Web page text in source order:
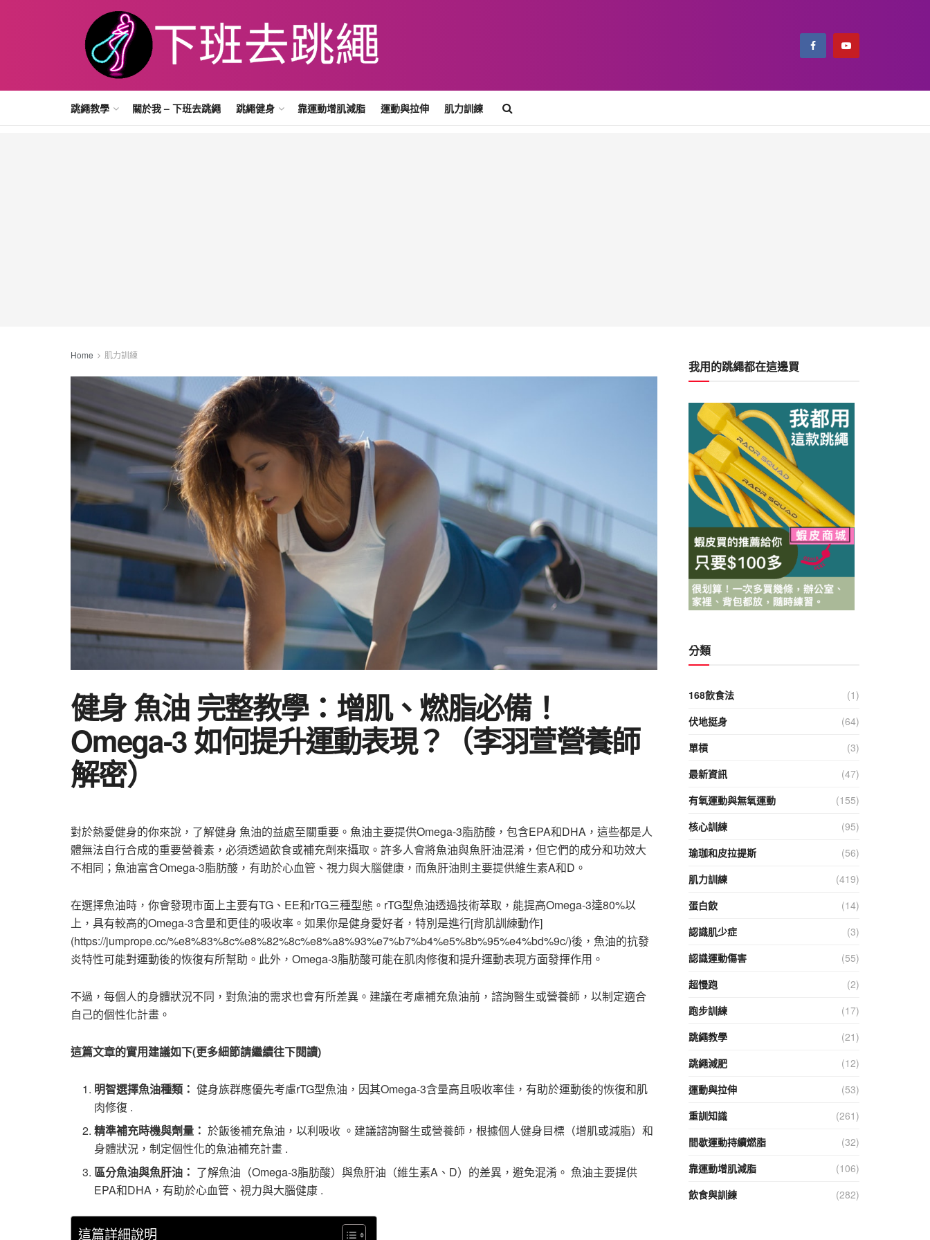
跳繩教學 關於我 – 下班去跳繩 跳繩健身 靠運動增肌減脂 運動與拉伸 肌力訓練
Home 肌力訓練
健身 魚油 完整教學：增肌、燃脂必備！
Omega-3 如何提升運動表現？（李羽萱營養師
解密）
對於熱愛健身的你來說，了解健身 魚油的益處至關重要。魚油主要提供Omega-3脂肪酸，包含EPA和DHA，這些都是人
體無法自行合成的重要營養素，必須透過飲食或補充劑來攝取。許多人會將魚油與魚肝油混淆，但它們的成分和功效大
不相同；魚油富含Omega-3脂肪酸，有助於心血管、視力與大腦健康，而魚肝油則主要提供維生素A和D。
在選擇魚油時，你會發現市面上主要有TG、EE和rTG三種型態。rTG型魚油透過技術萃取，能提高Omega-3達80%以
上，具有較高的Omega-3含量和更佳的吸收率。如果你是健身愛好者，特別是進行[背肌訓練動作]
(https://jumprope.cc/%e8%83%8c%e8%82%8c%e8%a8%93%e7%b7%b4%e5%8b%95%e4%bd%9c/)後，魚油的抗發
炎特性可能對運動後的恢復有所幫助。此外，Omega-3脂肪酸可能在肌肉修復和提升運動表現方面發揮作用。
不過，每個人的身體狀況不同，對魚油的需求也會有所差異。建議在考慮補充魚油前，諮詢醫生或營養師，以制定適合
自己的個性化計畫。
這篇文章的實用建議如下(更多細節請繼續往下閱讀)
明智選擇魚油種類： 健身族群應優先考慮rTG型魚油，因其Omega-3含量高且吸收率佳，有助於運動後的恢復和肌
肉修復 .
精準補充時機與劑量： 於飯後補充魚油，以利吸收 。建議諮詢醫生或營養師，根據個人健身目標（增肌或減脂）和
身體狀況，制定個性化的魚油補充計畫 .
區分魚油與魚肝油： 了解魚油（Omega-3脂肪酸）與魚肝油（維生素A、D）的差異，避免混淆。 魚油主要提供
EPA和DHA，有助於心血管、視力與大腦健康 .
這篇詳細說明
我用的跳繩都在這邊買
分類
168飲食法
(1)
伏地挺身
(64)
單槓
(3)
最新資訊
(47)
有氧運動與無氧運動
(155)
核心訓練
(95)
瑜珈和皮拉提斯
(56)
肌力訓練
(419)
蛋白飲
(14)
認識肌少症
(3)
認識運動傷害
(55)
超慢跑
(2)
跑步訓練
(17)
跳繩教學
(21)
跳繩減肥
(12)
運動與拉伸
(53)
重訓知識
(261)
間歇運動持續燃脂
(32)
靠運動增肌減脂
(106)
飲食與訓練
(282)